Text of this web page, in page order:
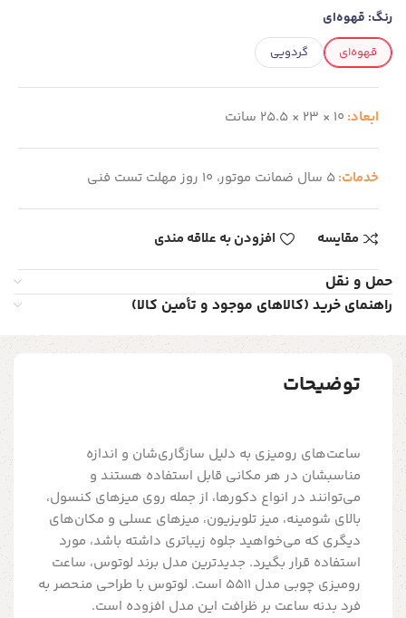
رنگ: قهوه‌ای
قهوه‌ای گردویی
ابعاد: 10 × 23 × 25.5 سانت
خدمات:5 سال ضمانت موتور، 10 روز مهلت تست فنی
مقایسه افزودن به علاقه مندی
حمل و نقل
راهنمای خرید (کالاهای موجود و تأمین کالا)
توضیحات
ساعت‌های رومیزی به دلیل سازگاری‌شان و اندازه
مناسبشان در هر مکانی قابل استفاده هستند و
می‌توانند در انواع دکورها، از جمله روی میزهای کنسول،
بالای شومینه، میز تلویزیون، میزهای عسلی و مکان‌های
دیگری که می‌خواهید جلوه زیباتری داشته باشد، مورد
استفاده قرار بگیرد. جدیدترین مدل برند لوتوس، ساعت
رومیزی چوبی مدل 5511 است. لوتوس با طراحی منحصر به
فرد بدنه ساعت بر ظرافت این مدل افزوده است.